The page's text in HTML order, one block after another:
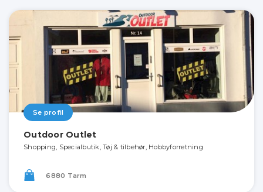
Se profil
Outdoor Outlet
Shopping, Specialbutik, Tøj & tilbehør, Hobbyforretning
6880 Tarm